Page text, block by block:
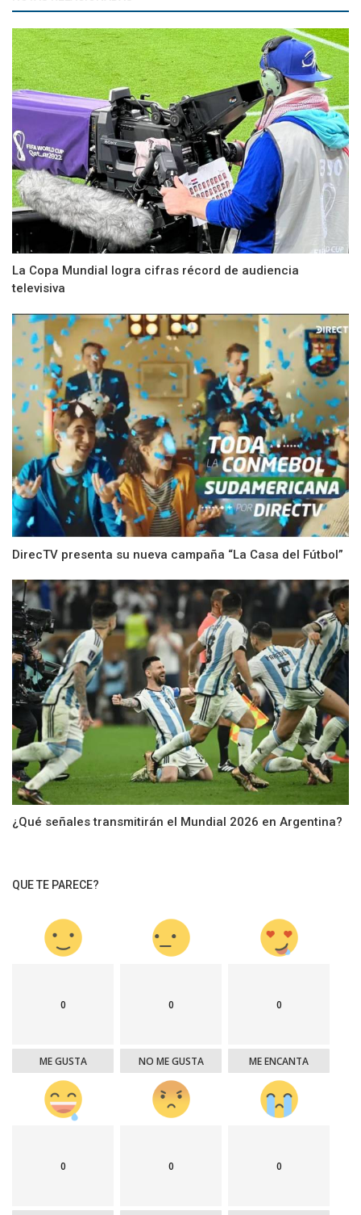
La Copa Mundial logra cifras récord de audiencia
televisiva
DirecTV presenta su nueva campaña “La Casa del Fútbol”
¿Qué señales transmitirán el Mundial 2026 en Argentina?
QUE TE PARECE?
0
ME GUSTA
0
NO ME GUSTA
0
ME ENCANTA
0 0 0